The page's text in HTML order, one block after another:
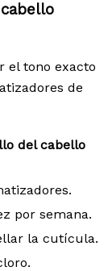
el tono exacto
de
del cabello
por semana.
la cutícula.